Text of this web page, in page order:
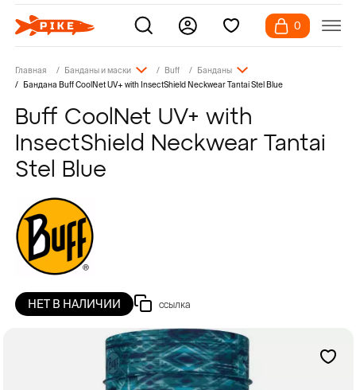
0
Главная Банданы и маски Buff
Банданы
Бандана Buff CoolNet UV+ with InsectShield Neckwear Tantai Stel Blue
Buff CoolNet UV+ with
InsectShield Neckwear Tantai
Stel Blue
НЕТ В НАЛИЧИИ ссылка